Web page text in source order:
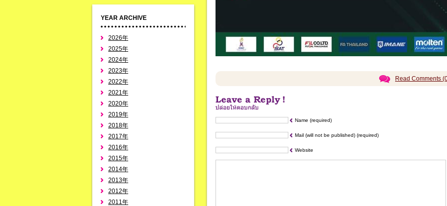
YEAR ARCHIVE
2026年
2025年
2024年
2023年
2022年
2021年
2020年
2019年
2018年
2017年
2016年
2015年
2014年
2013年
2012年
2011年
Read Comments
Name (required)
Mail (will not be published) (required)
Website